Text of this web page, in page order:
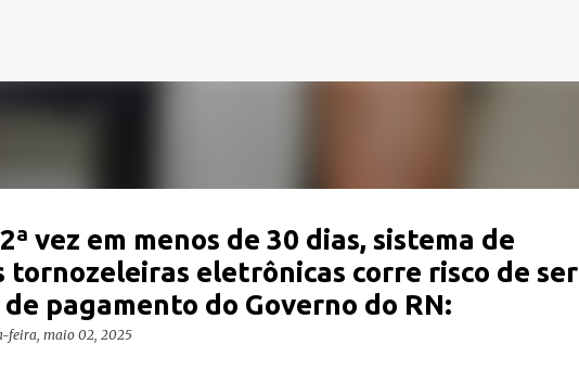
vez em menos de 30 dias, sistema de
tornozeleiras eletrônicas corre risco de ser
pagamento do Governo do RN:
feira, maio 02, 2025